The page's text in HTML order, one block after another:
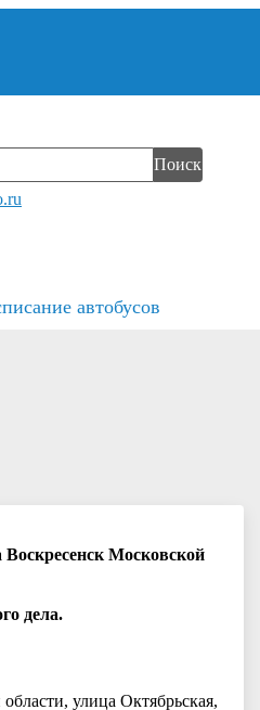
Поиск
автобусов
Воскресенск Московской
дела.
улица Октябрьская,